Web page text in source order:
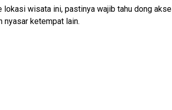
lokasi wisata ini, pastinya wajib tahu dong
nyasar ketempat lain.